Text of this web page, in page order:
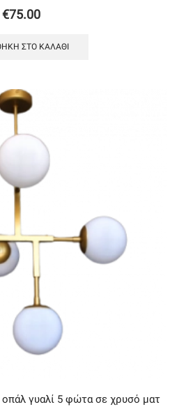
€75.00
ΣΤΟ ΚΑΛΆΘΙ
γυαλί 5 φώτα σε χρυσό ματ